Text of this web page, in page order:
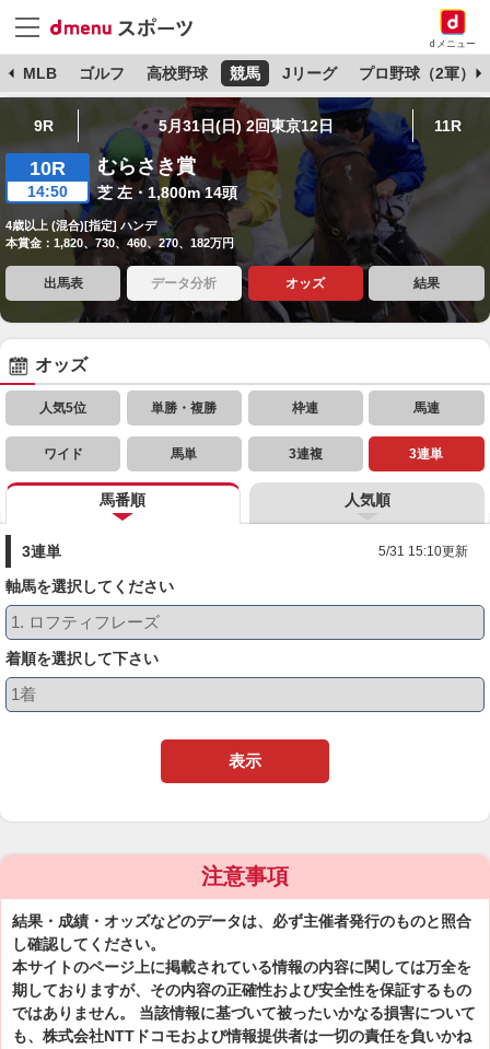
dメニュー
MLB ゴルフ 高校野球 競馬 Jリーグ プロ野球（2軍）
9R 5月31日(日) 2回東京12日 11R
10R
14:50
むらさき賞
芝 左・1,800m 14頭
4歳以上 (混合)[指定] ハンデ
本賞金：1,820、730、460、270、182万円
出馬表 データ分析 オッズ 結果
オッズ
人気5位 単勝・複勝 枠連 馬連
ワイド 馬単 3連複 3連単
馬番順 人気順
3連単 5/31 15:10更新
軸馬を選択してください
着順を選択して下さい
表示
注意事項
結果・成績・オッズなどのデータは、必ず主催者発行のものと照合
し確認してください。
本サイトのページ上に掲載されている情報の内容に関しては万全を
期しておりますが、その内容の正確性および安全性を保証するもの
ではありません。 当該情報に基づいて被ったいかなる損害について
も、株式会社NTTドコモおよび情報提供者は一切の責任を負いかね